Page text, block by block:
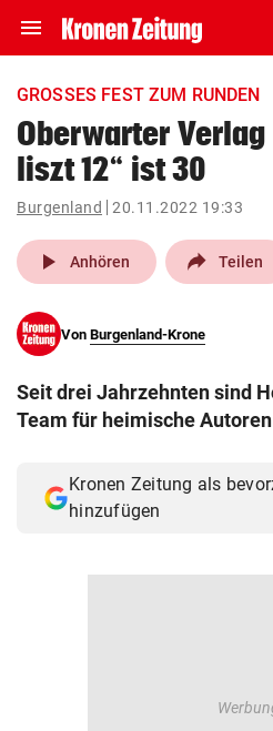
menu Navigation
ein-/ausklappen
account_circle Anmelden
pin_drop
Wien
search
eingeben
© Krone Multimedia GmbH & Co
GROSSES FEST ZUM RUNDEN
Oberwarter
liszt 12“ ist 30
Burgenland 20.11.2022 19:33
play_arrow Anhören Teilen
Von Burgenland-Krone
Seit drei Jahrzehnten sind
Team für heimische
Kronen Zeitung als
hinzufügen